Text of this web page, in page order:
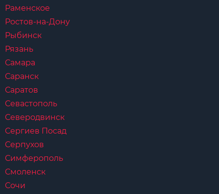
Раменское
Ростов-на-Дону
Рыбинск
Рязань
Самара
Саранск
Саратов
Севастополь
Северодвинск
Сергиев Посад
Серпухов
Симферополь
Смоленск
Сочи